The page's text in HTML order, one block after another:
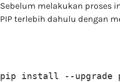
Sebelum melakukan proses
PIP terlebih dahulu dengan
pip install --upgrade